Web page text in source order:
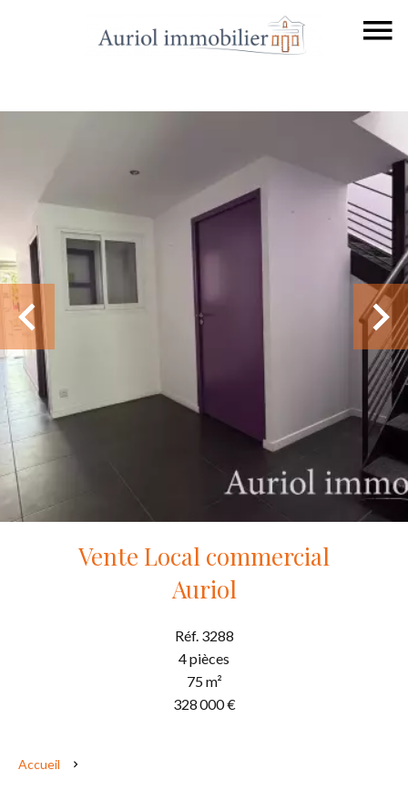
Vente Local commercial
Auriol
Réf. 3288
4 pièces
75 m²
328 000 €
Accueil